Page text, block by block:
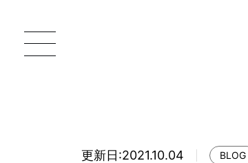
更新日:2021.10.04 BLOG